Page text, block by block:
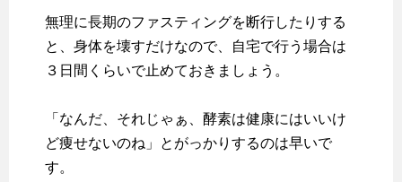
無理に長期のファスティングを断行したりする
と、身体を壊すだけなので、自宅で行う場合は
３日間くらいで止めておきましょう。
「なんだ、それじゃぁ、酵素は健康にはいいけ
ど痩せないのね」とがっかりするのは早いで
す。